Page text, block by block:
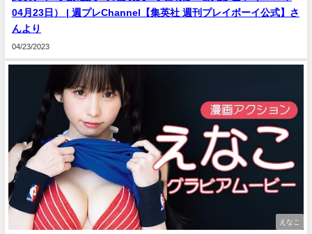
04月23日） | 週プレChannel【集英社 週刊プレイボーイ公式】さ
んより
04/23/2023
えなこ